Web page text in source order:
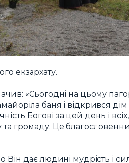
екзархату.
«Сьогодні на цьому
баня і відкрився
Богові за цей день і
громаду. Це
дає людині мудрість і